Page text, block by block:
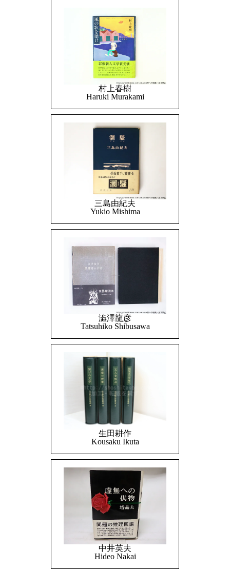
村上春樹
Haruki Murakami
三島由紀夫
Yukio Mishima
澁澤龍彦
Tatsuhiko Shibusawa
生田耕作
Kousaku Ikuta
中井英夫
Hideo Nakai